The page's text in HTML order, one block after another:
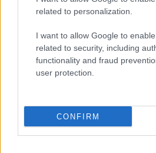
related to personalization.
I want to allow Google to
related to security, including
functionality and fraud
user protection.
CONFIRM